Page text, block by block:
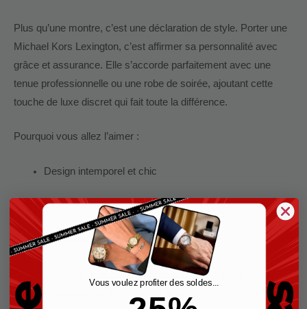
Plus qu’une montre, c’est une déclaration de style. Porter une
Michael Kors Lexington, c’est affirmer sa personnalité avec
grâce et assurance. Elle s’accorde parfaitement avec une
tenue professionnelle ou une robe de soirée, ajoutant cette
touche de luxe discret qui fait toute la différence.
Pourquoi vous allez l’aimer :
Design intemporel et chic
Matériaux durables et confortables
Polyvalente pour toutes les occasions
Offrez-vous l’élégance signée Michael Kors– parce que
chaque seconde mérite d’être sublime.
Vous voulez profiter des soldes...